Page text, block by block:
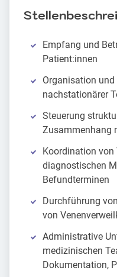
Empfang und
Patient:innen
Organisation
nachstationärer
Steuerung
Zusammenhang
Koordination von
diagnostischen
Befundterminen
Durchführung
von
Administrative
medizinischen
Dokumentation,